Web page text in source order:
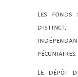
Les fonds
distinct,
pécuniaires.
Le dépôt